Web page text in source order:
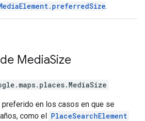
MediaSize
. MediaSize
preferido en los casos en que se
como el PlaceSearchElement